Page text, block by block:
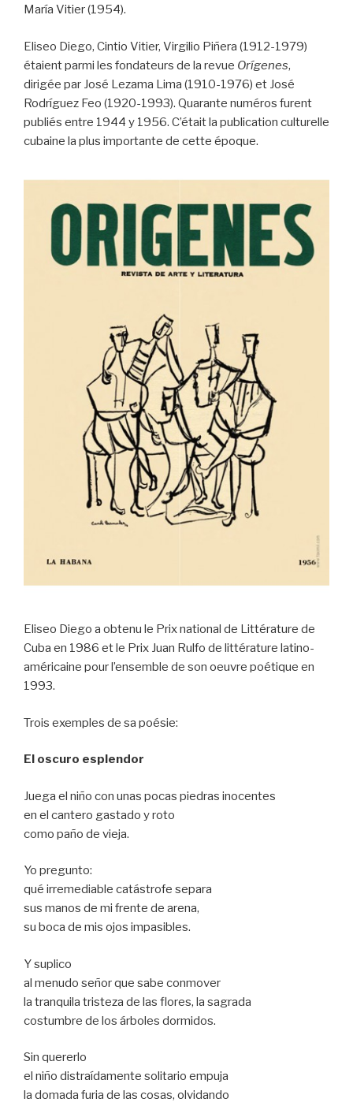
María Vitier (1954).
Eliseo Diego, Cintio Vitier, Virgilio Piñera (1912-1979)
étaient parmi les fondateurs de la revue Orígenes,
dirigée par José Lezama Lima (1910-1976) et José
Rodríguez Feo (1920-1993). Quarante numéros furent
publiés entre 1944 y 1956. C’était la publication culturelle
cubaine la plus importante de cette époque.
Eliseo Diego a obtenu le Prix national de Littérature de
Cuba en 1986 et le Prix Juan Rulfo de littérature latino-
américaine pour l’ensemble de son oeuvre poétique en
1993.
Trois exemples de sa poésie:
El oscuro esplendor
Juega el niño con unas pocas piedras inocentes
en el cantero gastado y roto
como paño de vieja.
Yo pregunto:
qué irremediable catástrofe separa
sus manos de mi frente de arena,
su boca de mis ojos impasibles.
Y suplico
al menudo señor que sabe conmover
la tranquila tristeza de las flores, la sagrada
costumbre de los árboles dormidos.
Sin quererlo
el niño distraídamente solitario empuja
la domada furia de las cosas, olvidando